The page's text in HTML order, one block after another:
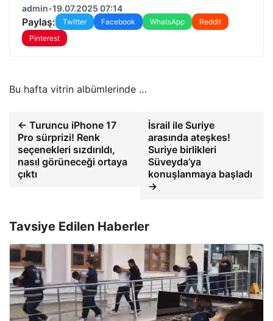
admin•19.07.2025 07:14
Paylaş: Twitter Facebook WhatsApp
Reddit
Pinterest
Bu hafta vitrin albümlerinde …
← Turuncu iPhone 17
Pro sürprizi! Renk
seçenekleri sızdırıldı,
nasıl görüneceği ortaya
çıktı
İsrail ile Suriye
arasında ateşkes!
Suriye birlikleri
Süveyda’ya
konuşlanmaya başladı
→
Tavsiye Edilen Haberler